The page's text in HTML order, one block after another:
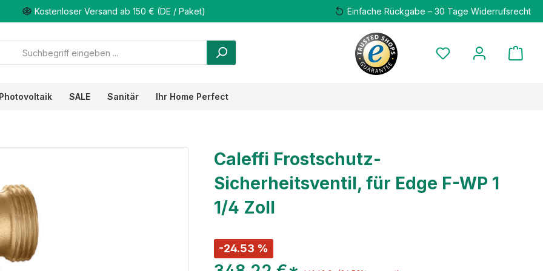
Kostenloser Versand ab 150 € (DE / Paket) Einfache Rückgabe – 30 Tage Widerrufsrecht
Photovoltaik SALE Sanitär Ihr Home Perfect
Caleffi Frostschutz-
Sicherheitsventil, für Edge F-WP 1
1/4 Zoll
-24.53 %